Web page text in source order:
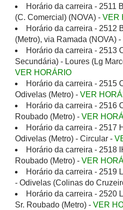
Horário da carreira - 2511
(C. Comercial) (NOVA) - VER
Horário da carreira - 2512
(Metro), via Ramada (NOVA) -
Horário da carreira - 2513
Secundária) - Loures (Lg
VER HORÁRIO
Horário da carreira - 2515
Odivelas (Metro) - VER
Horário da carreira - 2516
Roubado (Metro) - VER
Horário da carreira - 2517
Odivelas (Metro) - Circular -
Horário da carreira - 2518
Roubado (Metro) - VER
Horário da carreira - 2519
- Odivelas (Colinas do
Horário da carreira - 2520
Sr. Roubado (Metro) - VER